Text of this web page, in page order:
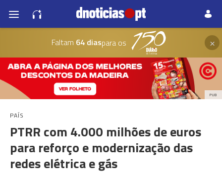
Faltam 64 diaspara os ×
PUB
PAÍS
PTRR com 4.000 milhões de euros
para reforço e modernização das
redes elétrica e gás